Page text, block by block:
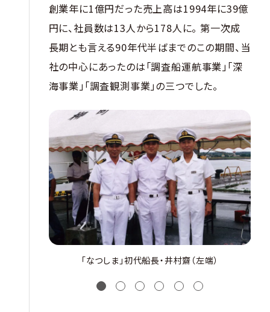
創業年に1億円だった売上高は1994年に39億
円に、社員数は13人から178人に。 第一次成
長期とも言える90年代半ばまでのこの期間、当
社の中心にあったのは「調査船運航事業」「深
海事業」「調査観測事業」の三つでした。
「なつしま」初代船長・井村齋（左端）
1 2 3 4 5 6